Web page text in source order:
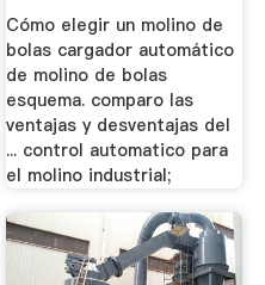
Cómo elegir un molino de
bolas cargador automático
de molino de bolas
esquema. comparo las
ventajas y desventajas del
... control automatico para
el molino industrial;